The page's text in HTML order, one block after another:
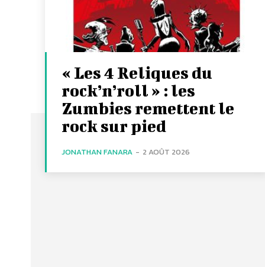
« Les 4 Reliques du
rock’n’roll » : les
Zumbies remettent le
rock sur pied
JONATHAN FANARA - 2 AOÛT 2026